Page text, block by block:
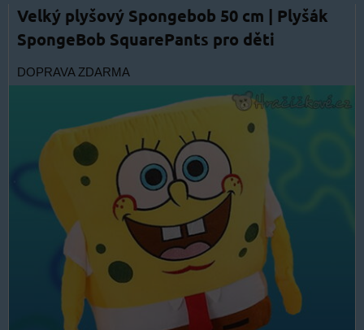
Velký plyšový Spongebob 50 cm | Plyšák
SpongeBob SquarePants pro děti
DOPRAVA ZDARMA